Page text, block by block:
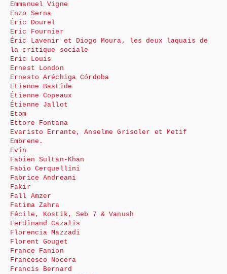
Emmanuel Vigne
Enzo Serna
Éric Dourel
Eric Fournier
Éric Lavenir et Diogo Moura, les deux laquais de
la critique sociale
Eric Louis
Ernest London
Ernesto Aréchiga Córdoba
Etienne Bastide
Étienne Copeaux
Étienne Jallot
Etom
Ettore Fontana
Evaristo Errante, Anselme Grisoler et Metif
Embrene.
Evîn
Fabien Sultan-Khan
Fabio Cerquellini
Fabrice Andreani
Fakir
Fall Amzer
Fatima Zahra
Fécile, Kostik, Seb 7 & Vanush
Ferdinand Cazalis
Florencia Mazzadi
Florent Gouget
France Fanion
Francesco Nocera
Francis Bernard